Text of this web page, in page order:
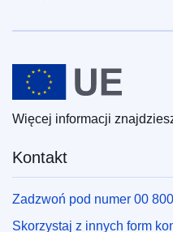
Unia Europejska
Więcej informacji
Kontakt
Zadzwoń pod numer 00
Skorzystaj z innych form